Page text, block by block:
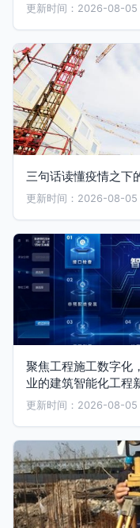
更新时间：2026-08-05
三句话读懂疫情之下
更新时间：2026-08-
聚焦工程施工数字化
业的建筑智能化工程
更新时间：2026-08-